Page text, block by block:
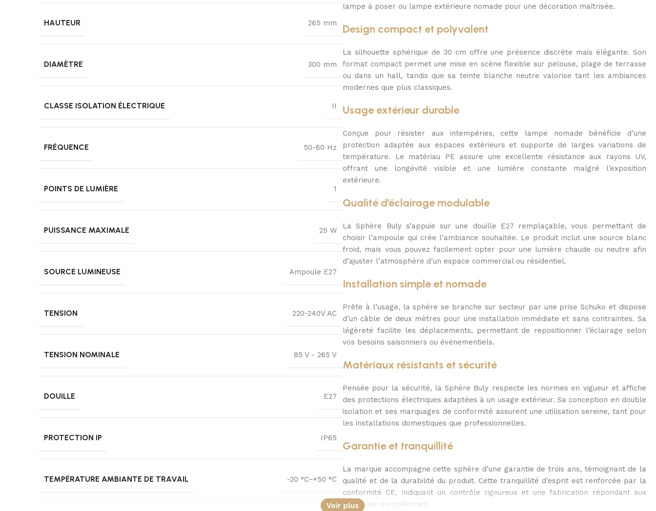
HAUTEUR 265 mm
DIAMÈTRE 300 mm
CLASSE ISOLATION ÉLECTRIQUE II
FRÉQUENCE 50-60 Hz
POINTS DE LUMIÈRE 1
PUISSANCE MAXIMALE 25 W
SOURCE LUMINEUSE Ampoule E27
TENSION 220-240V AC
TENSION NOMINALE 85 V - 265 V
DOUILLE E27
PROTECTION IP IP65
TEMPÉRATURE AMBIANTE DE TRAVAIL -20 °C~+50 °C
lampe à poser ou lampe extérieure nomade pour une décoration maîtrisée.
Design compact et polyvalent
La silhouette sphérique de 30 cm offre une présence discrète mais élégante. Son
format compact permet une mise en scène flexible sur pelouse, plage de terrasse
ou dans un hall, tandis que sa teinte blanche neutre valorise tant les ambiances
modernes que plus classiques.
Usage extérieur durable
Conçue pour résister aux intempéries, cette lampe nomade bénéficie d’une
protection adaptée aux espaces extérieurs et supporte de larges variations de
température. Le matériau PE assure une excellente résistance aux rayons UV,
offrant une longévité visible et une lumière constante malgré l’exposition
extérieure.
Qualité d’éclairage modulable
La Sphère Buly s’appuie sur une douille E27 remplaçable, vous permettant de
choisir l’ampoule qui crée l’ambiance souhaitée. Le produit inclut une source blanc
froid, mais vous pouvez facilement opter pour une lumière chaude ou neutre afin
d’ajuster l’atmosphère d’un espace commercial ou résidentiel.
Installation simple et nomade
Prête à l’usage, la sphère se branche sur secteur par une prise Schuko et dispose
d’un câble de deux mètres pour une installation immédiate et sans contraintes. Sa
légèreté facilite les déplacements, permettant de repositionner l’éclairage selon
vos besoins saisonniers ou événementiels.
Matériaux résistants et sécurité
Pensée pour la sécurité, la Sphère Buly respecte les normes en vigueur et affiche
des protections électriques adaptées à un usage extérieur. Sa conception en double
isolation et ses marquages de conformité assurent une utilisation sereine, tant pour
les installations domestiques que professionnelles.
Garantie et tranquillité
La marque accompagne cette sphère d’une garantie de trois ans, témoignant de la
qualité et de la durabilité du produit. Cette tranquillité d’esprit est renforcée par la
conformité CE, indiquant un contrôle rigoureux et une fabrication répondant aux
exigences européennes.
Voir plus